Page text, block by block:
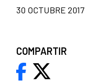
30 OCTUBRE 2017
COMPARTIR